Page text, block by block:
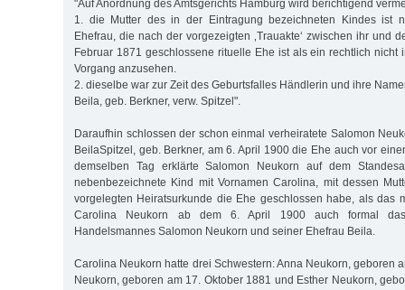
"Auf Anordnung des Amtsgerichts Hamburg wird berichtigend
1. die Mutter des in der Eintragung bezeichneten Kindes ist
Ehefrau, die nach der vorgezeigten ‚Trauakte‘ zwischen ihr und
Februar 1871 geschlossene rituelle Ehe ist als ein rechtlich nicht
Vorgang anzusehen.
2. dieselbe war zur Zeit des Geburtsfalles Händlerin und ihre
Beila, geb. Berkner, verw. Spitzel".
Daraufhin schlossen der schon einmal verheiratete Salomon
BeilaSpitzel, geb. Berkner, am 6. April 1900 die Ehe auch vor
demselben Tag erklärte Salomon Neukorn auf dem
nebenbezeichnete Kind mit Vornamen Carolina, mit dessen
vorgelegten Heiratsurkunde die Ehe geschlossen habe, als das
Carolina Neukorn ab dem 6. April 1900 auch formal
Handelsmannes Salomon Neukorn und seiner Ehefrau Beila.
Carolina Neukorn hatte drei Schwestern: Anna Neukorn, geboren
Neukorn, geboren am 17. Oktober 1881 und Esther Neukorn,